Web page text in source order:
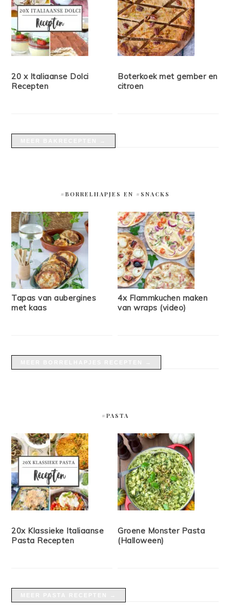
20 x Italiaanse Dolci
Recepten
Boterkoek met gember en
citroen
#BORRELHAPJES EN #SNACKS
Tapas van aubergines
met kaas
4x Flammkuchen maken
van wraps (video)
#PASTA
20x Klassieke Italiaanse
Pasta Recepten
Groene Monster Pasta
(Halloween)